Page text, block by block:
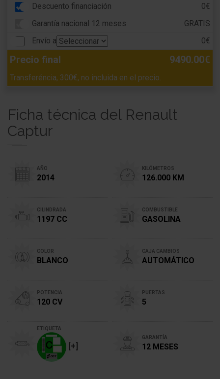
Ficha técnica del Renault
Captur
AÑO
2014
KILÓMETROS
126.000 KM
CILINDRADA
1197 CC
COMBUSTIBLE
GASOLINA
COLOR
BLANCO
CAJA CAMBIOS
AUTOMÁTICO
POTENCIA
120 CV
PUERTAS
5
ETIQUETA
[+]
GARANTÍA
12 MESES
Descuento financiación
0€
Garantía nacional 12 meses
GRATIS
Envío a
0€
Precio final 9490.00€
Transferéncia, 300€, no incluida en el precio.